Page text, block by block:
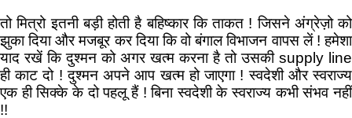
तो मित्रो इतनी बड़ी होती है बहिष्कार कि ताकत ! जिसने अंग्रेज़ो को
झुका दिया और मजबूर कर दिया कि वो बंगाल विभाजन वापस लें ! हमेशा
याद रखें कि दुश्मन को अगर खत्म करना है तो उसकी supply line
ही काट दो ! दुश्मन अपने आप खत्म हो जाएगा ! स्वदेशी और स्वराज्य
एक ही सिक्के के दो पहलू हैं ! बिना स्वदेशी के स्वराज्य कभी संभव नहीं
!!